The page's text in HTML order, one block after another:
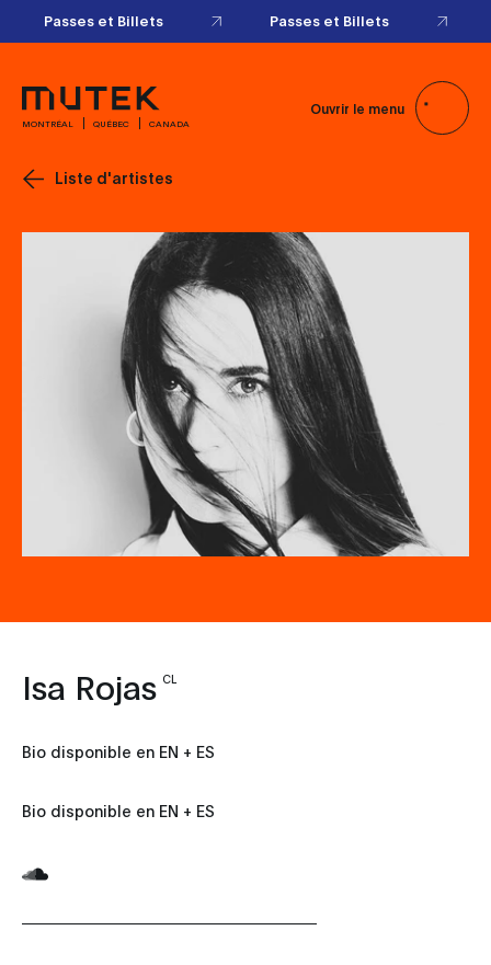
Passes et Billets Passes et Billets
MONTRÉAL QUÉBEC CANADA
Ouvrir le menu
Liste d'artistes
Isa Rojas CL
Bio disponible en EN + ES
Bio disponible en EN + ES